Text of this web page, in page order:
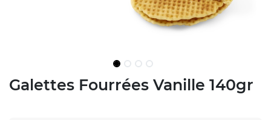
Galettes Fourrées Vanille 140gr